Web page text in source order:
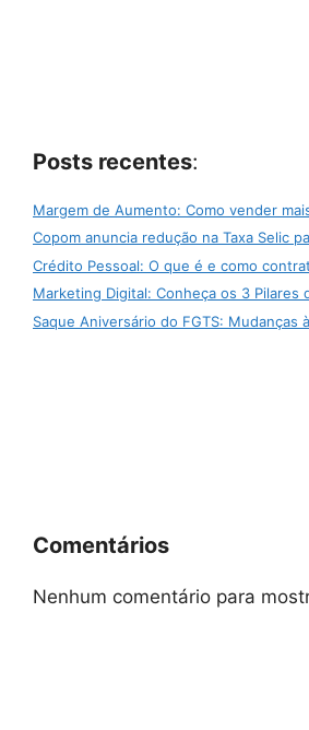
Posts recentes:
Margem de Aumento: Como vender
Copom anuncia redução na Taxa Selic
Crédito Pessoal: O que é e como
Marketing Digital: Conheça os 3 Pilares
Saque Aniversário do FGTS: Mudanças
Comentários
Nenhum comentário para